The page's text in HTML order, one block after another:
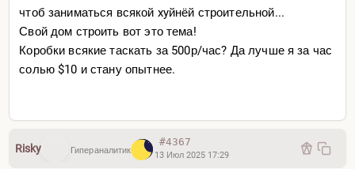
чтоб заниматься всякой xyйнёй строительной...
Свой дом строить вот это тема!
Коробки всякие таскать за 500р/час? Да лучше я за час
солью $10 и стану опытнее.
Risky Гипераналитик
#4367
13 Июл 2025 17:29